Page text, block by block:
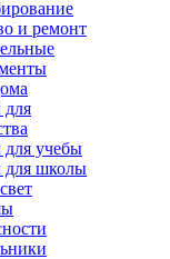
и ремонт
для
учебы
для школы